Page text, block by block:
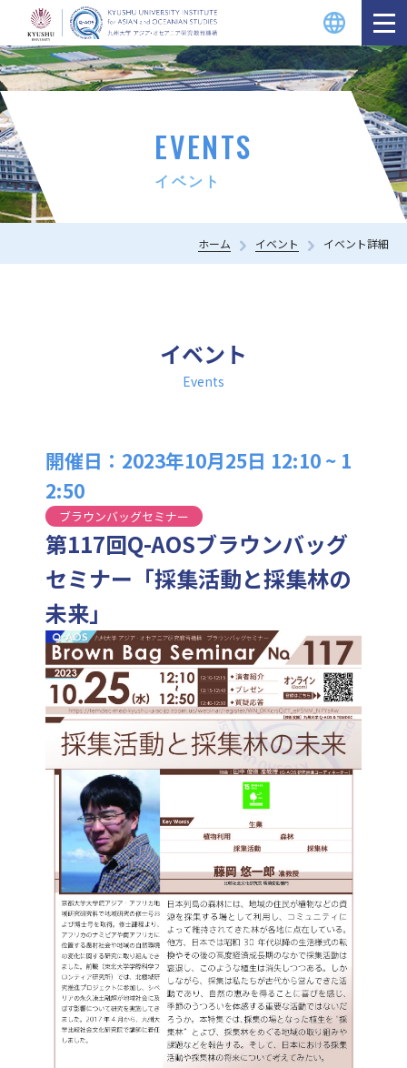
EVENTS
イベント
ホーム イベント イベント詳細
イベント
Events
開催日：2023年10月25日 12:10 ~ 1
2:50
ブラウンバッグセミナー
第117回Q-AOSブラウンバッグ
セミナー「採集活動と採集林の
未来」